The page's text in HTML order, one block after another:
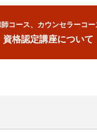
師コース、カウンセラーコー
資格認定講座について